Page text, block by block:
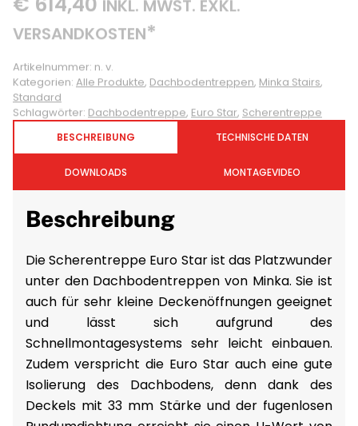
VERSANDKOSTEN*
Artikelnummer:n. v.
Standard
Schlagwörter:Dachbodentreppe,Euro Star,Scherentreppe
BESCHREIBUNG TECHNISCHE DATEN
DOWNLOADS MONTAGEVIDEO
Beschreibung
Die Scherentreppe Euro Star ist das Platzwunder
unter den Dachbodentreppen von Minka. Sie ist
auch für sehr kleine Deckenöffnungen geeignet
und lässt sich aufgrund des
Schnellmontagesystems sehr leicht einbauen.
Zudem verspricht die Euro Star auch eine gute
Isolierung des Dachbodens, denn dank des
Deckels mit 33 mm Stärke und der fugenlosen